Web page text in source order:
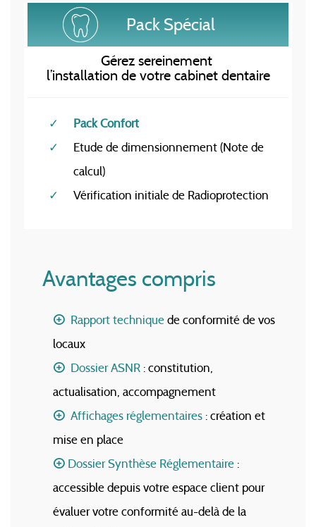
Pack Spécial
Gérez sereinement
l’installation de votre cabinet dentaire
Pack Confort
Etude de dimensionnement (Note de
calcul)
Vérification initiale de Radioprotection
Avantages compris
Rapport techniquede conformité de vos
locaux
Dossier ASNR : constitution,
actualisation, accompagnement
Affichages réglementaires : création et
mise en place
Dossier Synthèse Réglementaire :
accessible depuis votre espace client pour
évaluer votre conformité au-delà de la